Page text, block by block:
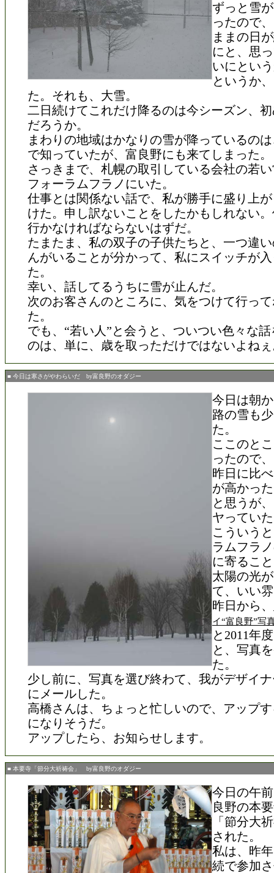
ずっと雪
ったので
ままの日
にと、思
いにとい
というか
た。それも、大雪。
二日続けてこれだけ降るのは今シーズン、
だろうか。
まわりの地域はかなりの雪が降っているの
で知っていたが、富良野にも来てしまった。
さっきまで、札幌の取引している会社の若
フォーラムフラノにいた。
仕事とは関係ない話で、私が勝手に盛り上
けた。申し訳ないことをしたかもしれない
行かなければならないはずだ。
たまたま、私の双子の子供たちと、一つ違
んがいることが分かって、私にスイッチが
た。
幸い、話してるうちに雪が止んだ。
次のお客さんのところに、気をつけて行っ
た。
でも、“若い人”と会うと、ついつい色々な
のは、単に、歳を取っただけではないよね
■ 今日は寒さがやわらいだ by富良野のオダジー
今日は朝
路の雪も
た。
ここのと
ったので
昨日に比
が高かっ
と思うが
ヤってい
こういう
ラムフラ
に寄るこ
太陽の光
て、いい
昨日から、
イ“富良野”写
と2011年
と、写真
た。
少し前に、写真を選び終わて、我がデザイ
にメールした。
高橋さんは、ちょっと忙しいので、アップ
になりそうだ。
アップしたら、お知らせします。
■ 本要寺「節分大祈祷会」 by富良野のオダジー
今日の午
良野の本
「節分大
された。
私は、昨
続で参加